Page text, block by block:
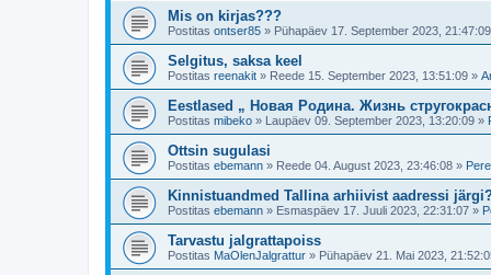
Mis on kirjas???
Postitas ontser85 » Pühapäev 17. September 2023, 21:47:09
Selgitus, saksa keel
Postitas reenakit » Reede 15. September 2023, 13:51:09 »
Eestlased „ Новая Родина. Жизнь
Postitas mibeko » Laupäev 09. September 2023, 13:20:09 »
Ottsin sugulasi
Postitas ebemann » Reede 04. August 2023, 23:46:08 »
Kinnistuandmed Tallina arhiivist aadressi
Postitas ebemann » Esmaspäev 17. Juuli 2023, 22:31:07 »
Tarvastu jalgrattapoiss
Postitas MaOlenJalgrattur » Pühapäev 21. Mai 2023,